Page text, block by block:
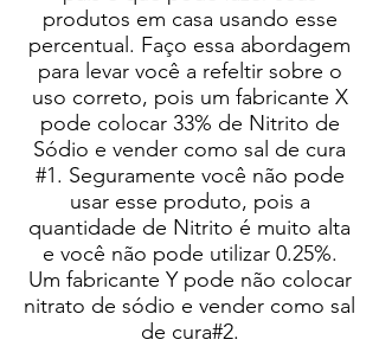
produtos em casa usando esse
percentual. Faço essa abordagem
para levar você a refeltir sobre o
uso correto, pois um fabricante X
pode colocar 33% de Nitrito de
Sódio e vender como sal de cura
#1. Seguramente você não pode
usar esse produto, pois a
quantidade de Nitrito é muito alta
e você não pode utilizar 0.25%.
Um fabricante Y pode não colocar
nitrato de sódio e vender como sal
de cura#2.